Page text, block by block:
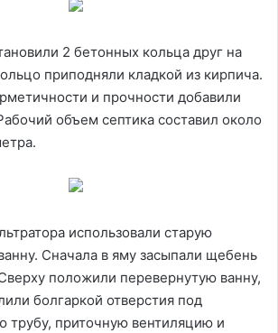
2 бетонных кольца друг на
приподняли кладкой из кирпича.
и прочности добавили
объем септика составил около
использовали старую
Сначала в яму засыпали щебень
положили перевернутую ванну,
болгаркой отверстия под
трубу, приточную вентиляцию и